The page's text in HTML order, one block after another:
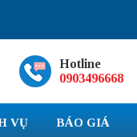
Hotline
0903496668
VỤ BÁO GIÁ